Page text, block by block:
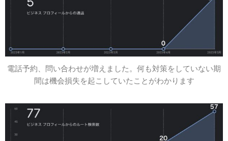
電話予約、問い合わせが増えました。何も対策をしていない期
間は機会損失を起こしていたことがわかります